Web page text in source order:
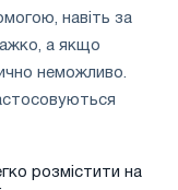
навіть за
а якщо
неможливо.
розмістити на